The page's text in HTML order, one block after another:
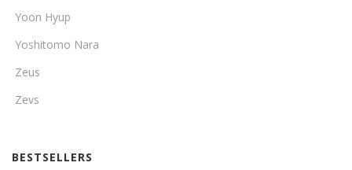
Yoon Hyup
Yoshitomo Nara
Zeus
Zevs
BESTSELLERS